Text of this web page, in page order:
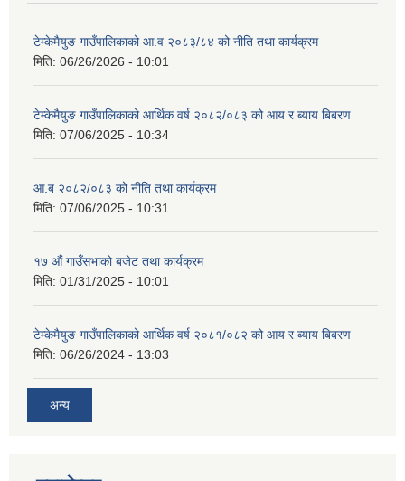
टेम्केमैयुङ गाउँपालिकाको आ.व २०८३/८४ को नीति तथा कार्यक्रम
मिति: 06/26/2026 - 10:01
टेम्केमैयुङ गाउँपालिकाको आर्थिक वर्ष २०८२/०८३ को आय र ब्याय बिबरण
मिति: 07/06/2025 - 10:34
आ.ब २०८२/०८३ को नीति तथा कार्यक्रम
मिति: 07/06/2025 - 10:31
१७ औं गाउँसभाको बजेट तथा कार्यक्रम
मिति: 01/31/2025 - 10:01
टेम्केमैयुङ गाउँपालिकाको आर्थिक वर्ष २०८१/०८२ को आय र ब्याय बिबरण
मिति: 06/26/2024 - 13:03
अन्य